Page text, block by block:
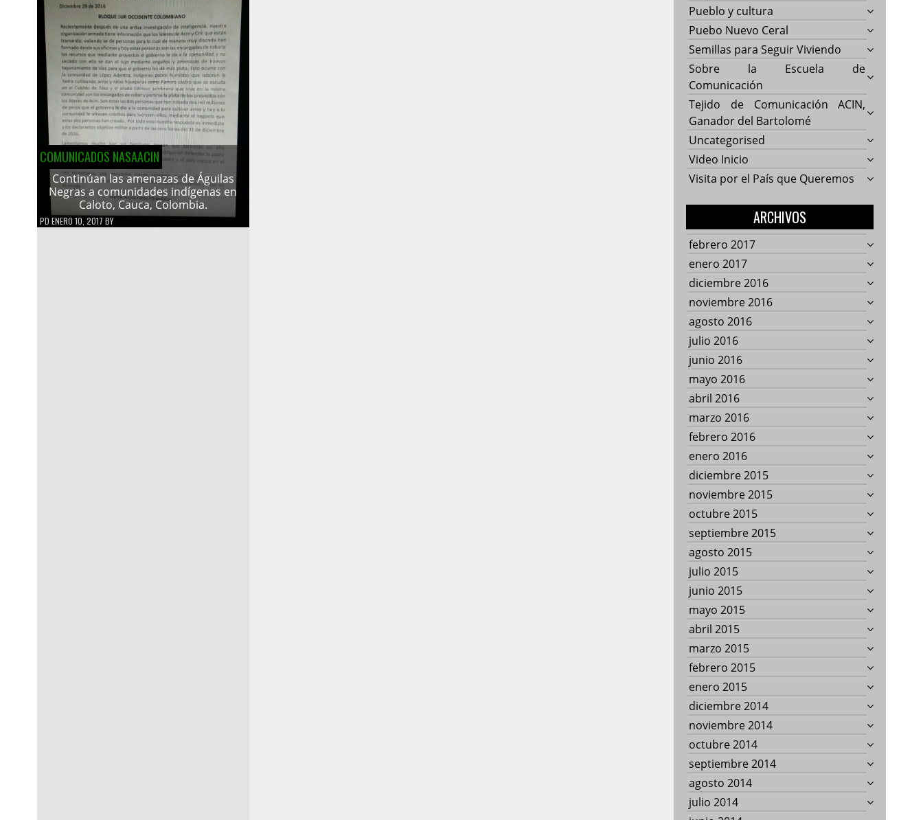
COMUNICADOS NASAACIN
Continúan las amenazas de Águilas
Negras a comunidades indígenas en
Caloto, Cauca, Colombia.
PD ENERO 10, 2017 BY
Pueblo y cultura
Puebo Nuevo Ceral
Semillas para Seguir Viviendo
Sobre la Escuela de
Comunicación
Tejido de Comunicación ACIN,
Ganador del Bartolomé
Uncategorised
Video Inicio
Visita por el País que Queremos
ARCHIVOS
febrero 2017
enero 2017
diciembre 2016
noviembre 2016
agosto 2016
julio 2016
junio 2016
mayo 2016
abril 2016
marzo 2016
febrero 2016
enero 2016
diciembre 2015
noviembre 2015
octubre 2015
septiembre 2015
agosto 2015
julio 2015
junio 2015
mayo 2015
abril 2015
marzo 2015
febrero 2015
enero 2015
diciembre 2014
noviembre 2014
octubre 2014
septiembre 2014
agosto 2014
julio 2014